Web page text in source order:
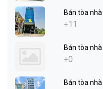
Bán tòa
+11
Bán tòa
+0
Bán tòa